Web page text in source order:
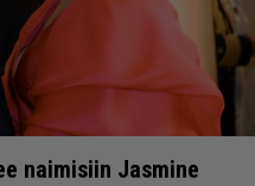
naimisiin Jasmine